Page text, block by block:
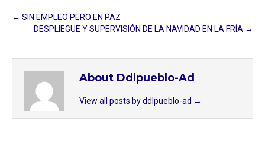
← SIN EMPLEO PERO EN PAZ
DESPLIEGUE Y SUPERVISIÓN DE LA NAVIDAD EN LA FRÍA →
About Ddlpueblo-Ad
View all posts by ddlpueblo-ad →